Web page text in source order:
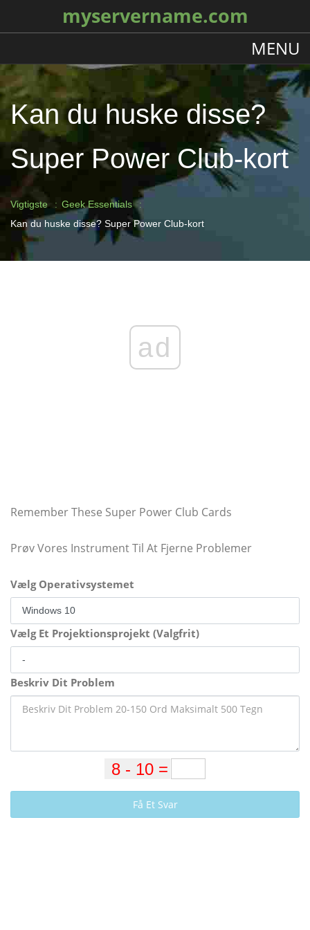
myservername.com
MENU
Kan du huske disse?
Super Power Club-kort
Vigtigste
Geek Essentials
Kan du huske disse? Super Power Club-kort
ad
Remember These Super Power Club Cards
Prøv Vores Instrument Til At Fjerne Problemer
Vælg Operativsystemet
Vælg Et Projektionsprojekt (Valgfrit)
Beskriv Dit Problem
Få Et Svar